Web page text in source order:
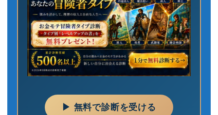
▶ 無料で診断を受ける